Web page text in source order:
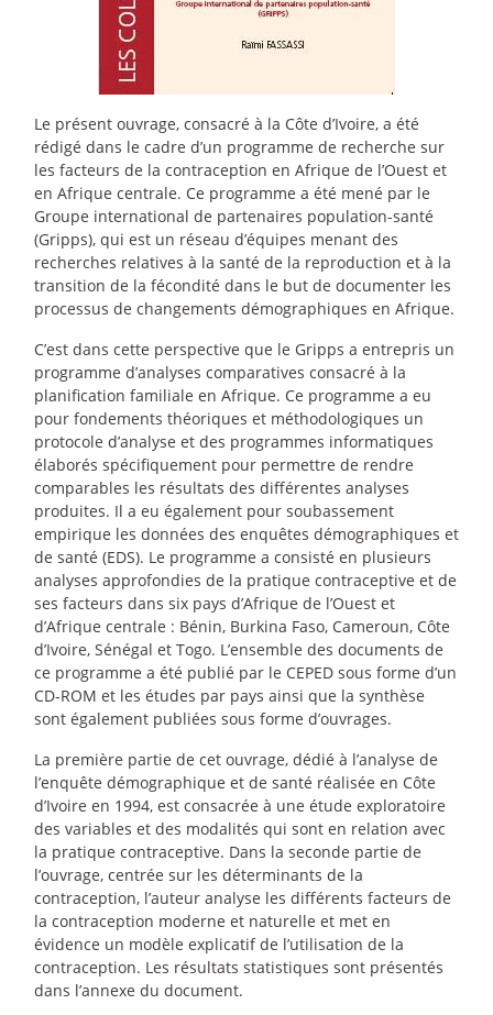
Le présent ouvrage, consacré à la Côte d’Ivoire, a été
rédigé dans le cadre d’un programme de recherche sur
les facteurs de la contraception en Afrique de l’Ouest et
en Afrique centrale. Ce programme a été mené par le
Groupe international de partenaires population-santé
(Gripps), qui est un réseau d’équipes menant des
recherches relatives à la santé de la reproduction et à la
transition de la fécondité dans le but de documenter les
processus de changements démographiques en Afrique.
C’est dans cette perspective que le Gripps a entrepris un
programme d’analyses comparatives consacré à la
planification familiale en Afrique. Ce programme a eu
pour fondements théoriques et méthodologiques un
protocole d’analyse et des programmes informatiques
élaborés spécifiquement pour permettre de rendre
comparables les résultats des différentes analyses
produites. Il a eu également pour soubassement
empirique les données des enquêtes démographiques et
de santé (EDS). Le programme a consisté en plusieurs
analyses approfondies de la pratique contraceptive et de
ses facteurs dans six pays d’Afrique de l’Ouest et
d’Afrique centrale : Bénin, Burkina Faso, Cameroun, Côte
d’Ivoire, Sénégal et Togo. L’ensemble des documents de
ce programme a été publié par le CEPED sous forme d’un
CD-ROM et les études par pays ainsi que la synthèse
sont également publiées sous forme d’ouvrages.
La première partie de cet ouvrage, dédié à l’analyse de
l’enquête démographique et de santé réalisée en Côte
d’Ivoire en 1994, est consacrée à une étude exploratoire
des variables et des modalités qui sont en relation avec
la pratique contraceptive. Dans la seconde partie de
l’ouvrage, centrée sur les déterminants de la
contraception, l’auteur analyse les différents facteurs de
la contraception moderne et naturelle et met en
évidence un modèle explicatif de l’utilisation de la
contraception. Les résultats statistiques sont présentés
dans l’annexe du document.